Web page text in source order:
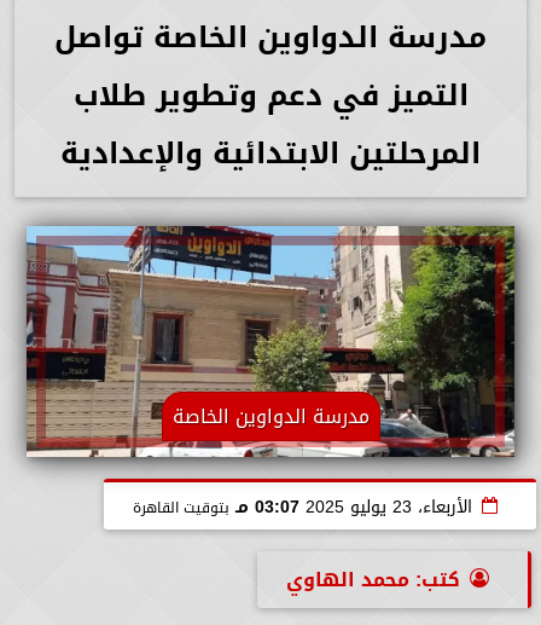
مدرسة الدواوين الخاصة تواصل
التميز في دعم وتطوير طلاب
المرحلتين الابتدائية والإعدادية
مدرسة الدواوين الخاصة
الأربعاء، 23 يوليو 2025 03:07 مـ بتوقيت القاهرة
كتب: محمد الهاوي